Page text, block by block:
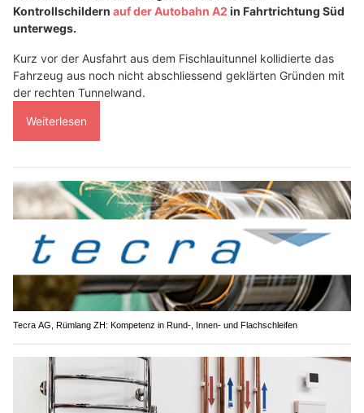
Kontrollschildern auf der Autobahn A2 in Fahrtrichtung Süd
unterwegs.
Kurz vor der Ausfahrt aus dem Fischlauitunnel kollidierte das
Fahrzeug aus noch nicht abschliessend geklärten Gründen mit
der rechten Tunnelwand.
Weiterlesen
Tecra AG, Rümlang ZH: Kompetenz in Rund-, Innen- und Flachschleifen